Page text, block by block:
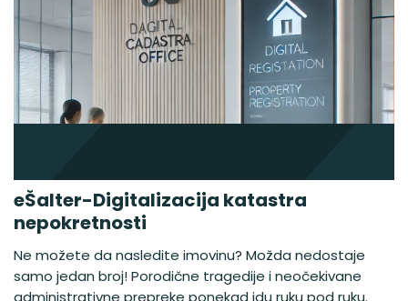
eŠalter-Digitalizacija katastra
nepokretnosti
Ne možete da nasledite imovinu? Možda nedostaje
samo jedan broj! Porodične tragedije i neočekivane
administrativne prepreke ponekad idu ruku pod ruku.